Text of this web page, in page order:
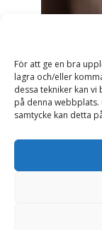
För att ge en bra
lagra och/eller
dessa tekniker kan
på denna
samtycke kan detta
Ljuslykta